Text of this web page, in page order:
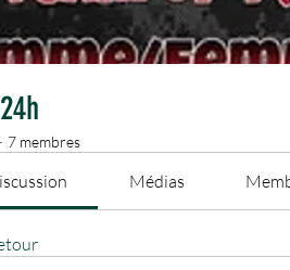
· 7 membres
Médias